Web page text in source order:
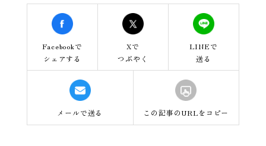
Facebookで
シェアする
Xで
つぶやく
LINEで
送る
メールで送る この記事のURLをコピー